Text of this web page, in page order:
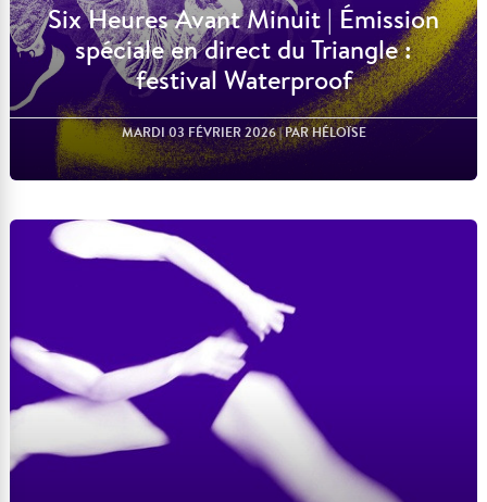
Six Heures Avant Minuit | Émission
spéciale en direct du Triangle :
festival Waterproof
MARDI 03 FÉVRIER 2026| PAR HÉLOÏSE
Lire l'article